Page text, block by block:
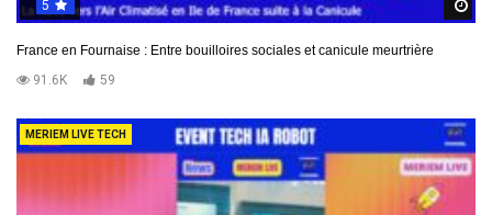
5
France en Fournaise : Entre bouilloires sociales et canicule meurtrière
91.6K
59
MERIEM LIVE TECH